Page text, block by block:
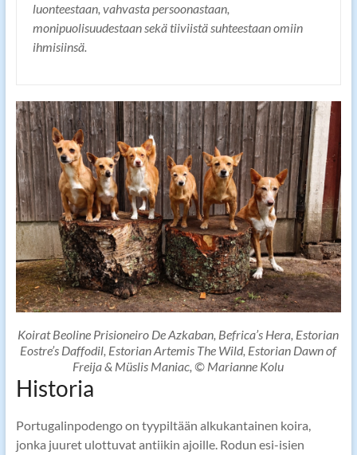
luonteestaan, vahvasta persoonastaan,
monipuolisuudestaan sekä tiiviistä suhteestaan omiin
ihmisiinsä.
Koirat Beoline Prisioneiro De Azkaban, Befrica’s Hera, Estorian
Eostre’s Daffodil, Estorian Artemis The Wild, Estorian Dawn of
Freija & Müslis Maniac, © Marianne Kolu
Historia
Portugalinpodengo on tyypiltään alkukantainen koira,
jonka juuret ulottuvat antiikin ajoille. Rodun esi-isien